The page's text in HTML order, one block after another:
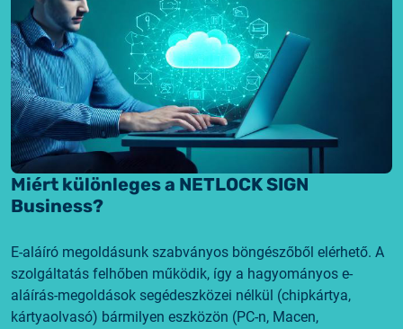
Miért különleges a NETLOCK SIGN
Business?
E-aláíró megoldásunk szabványos böngészőből elérhető. A
szolgáltatás felhőben működik, így a hagyományos e-
aláírás-megoldások segédeszközei nélkül (chipkártya,
kártyaolvasó) bármilyen eszközön (PC-n, Macen,